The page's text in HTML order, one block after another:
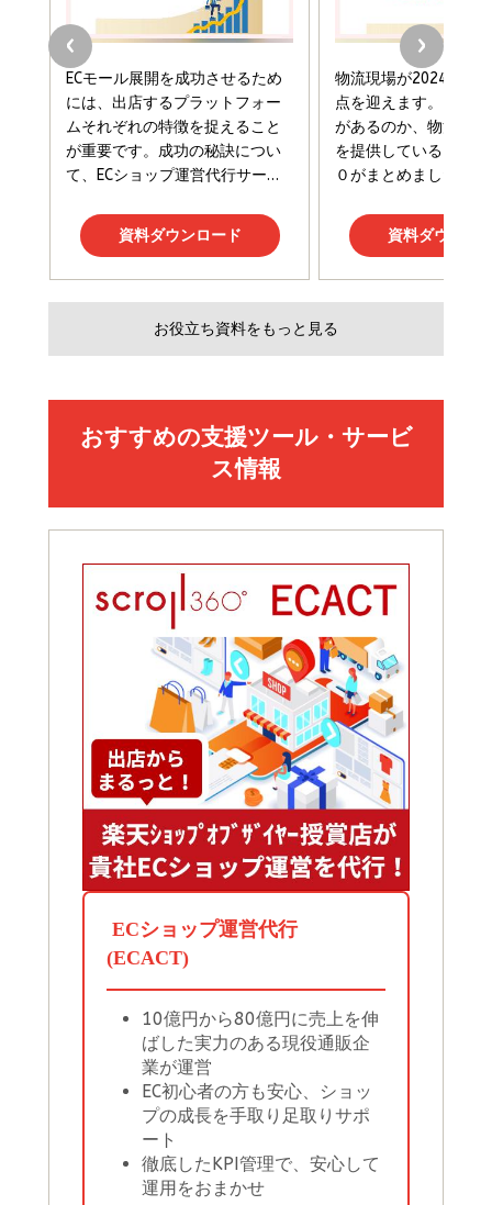
マーケティングの真実 P&G・グリコで学んだ失敗
と成長の法則
￥2,200
Amazonランキングをもっと見る
組織の成果を最大化する ルールのデザイン
￥1,980
Amazonランキングをもっと見る
フィードバック経営 「沈黙の組織」から「高め合う
組織」へ
Amazonランキングをもっと見る